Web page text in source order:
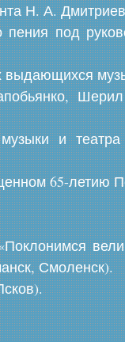
Н. А.
пения под
выдающихся
и
65-летию
Смоленск).